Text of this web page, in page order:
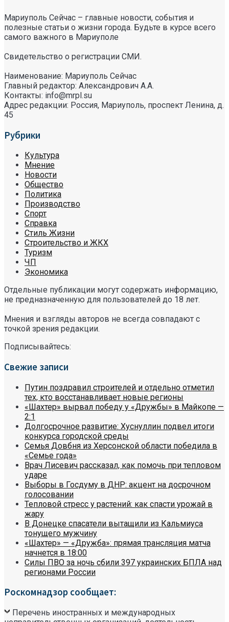
Мариуполь Сейчас – главные новости, события и
полезные статьи о жизни города. Будьте в курсе всего
самого важного в Мариуполе
Свидетельство о регистрации СМИ.
Наименование: Мариуполь Сейчас
Главный редактор: Александрович А.А.
Контакты: info@mrpl.su
Адрес редакции: Россия, Мариуполь, проспект Ленина, д.
45
Рубрики
Культура
Мнение
Новости
Общество
Политика
Производство
Спорт
Справка
Стиль Жизни
Строительство и ЖКХ
Туризм
ЧП
Экономика
Отдельные публикации могут содержать информацию,
не предназначенную для пользователей до 18 лет.
Мнения и взгляды авторов не всегда совпадают с
точкой зрения редакции.
Подписывайтесь:
Свежие записи
Путин поздравил строителей и отдельно отметил
тех, кто восстанавливает новые регионы
«Шахтер» вырвал победу у «Дружбы» в Майкопе —
2:1
Долгосрочное развитие: Хуснуллин подвел итоги
конкурса городской среды
Семья Довбня из Херсонской области победила в
«Семье года»
Врач Лисевич рассказал, как помочь при тепловом
ударе
Выборы в Госдуму в ДНР: акцент на досрочном
голосовании
Тепловой стресс у растений: как спасти урожай в
жару
В Донецке спасатели вытащили из Кальмиуса
тонущего мужчину
«Шахтер» — «Дружба»: прямая трансляция матча
начнется в 18:00
Силы ПВО за ночь сбили 397 украинских БПЛА над
регионами России
Роскомнадзор сообщает:
Перечень иностранных и международных